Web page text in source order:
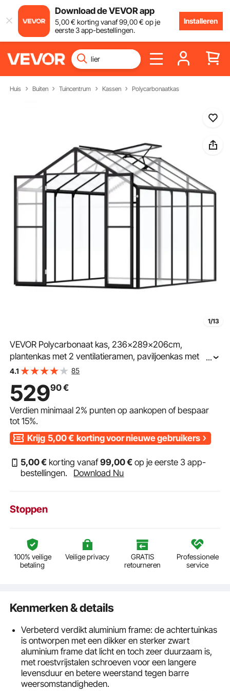
Download de VEVOR app
5,00€ korting vanaf99,00€ op je
eerste 3 app-bestellingen.
Installeren
Huis Buiten Tuincentrum Kassen Polycarbonaatkas
1/13
VEVOR Polycarbonaat kas, 236x289x206cm,
plantenkas met 2 ventilatieramen, paviljoenkas met
openslaande deuren, inloopkas van aluminium voor
...
4.1 85
52990€
Verdien minimaal2% punten op aankopen of bespaar
tot15%.
Krijg 5,00€ korting voor nieuwe gebruikers
5,00€ korting vanaf99,00€ op je eerste 3 app-
bestellingen.
Download Nu
Stoppen
100% veilige
betaling
Veilige privacy
GRATIS
retourneren
Professionele
service
Kenmerken & details
Verbeterd verdikt aluminium frame: de achtertuinkas
is ontworpen met een dikker en sterker zwart
aluminium frame dat licht en toch zeer duurzaam is,
met roestvrijstalen schroeven voor een langere
levensduur en betere weerstand tegen barre
weersomstandigheden.